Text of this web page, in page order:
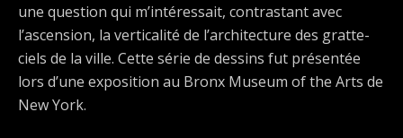
une question qui m’intéressait, contrastant avec
l’ascension, la verticalité de l’architecture des gratte-
ciels de la ville. Cette série de dessins fut présentée
lors d’une exposition au Bronx Museum of the Arts de
New York.